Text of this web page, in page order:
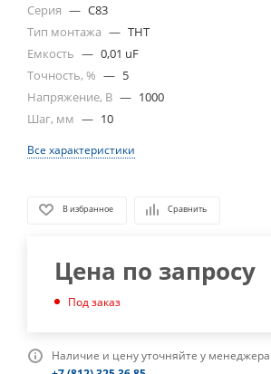
Серия — C83
Тип монтажа — THT
Емкость — 0,01 uF
Точность, % — 5
Напряжение, В — 1000
Шаг, мм — 10
Все характеристики
В избранное Сравнить
Цена по запросу
Под заказ
Наличие и цену уточняйте у менеджера